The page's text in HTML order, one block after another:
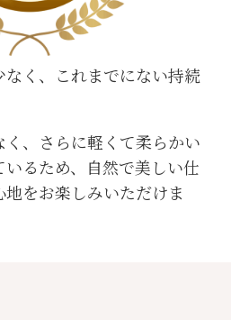
く、これまでにない持続
、さらに軽くて柔らかい
るため、自然で美しい仕
地をお楽しみいただけま